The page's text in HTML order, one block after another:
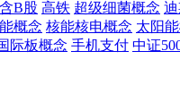
含B股 高铁 超级细菌概念
概念 核能核电概念 太阳
际板概念 手机支付 中证